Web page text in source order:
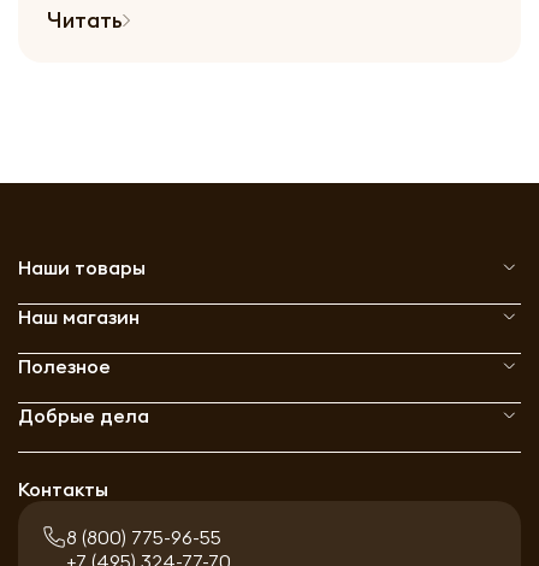
Читать
Наши товары
Наш магазин
Полезное
Добрые дела
Контакты
8 (800) 775-96-55
+7 (495) 324-77-70